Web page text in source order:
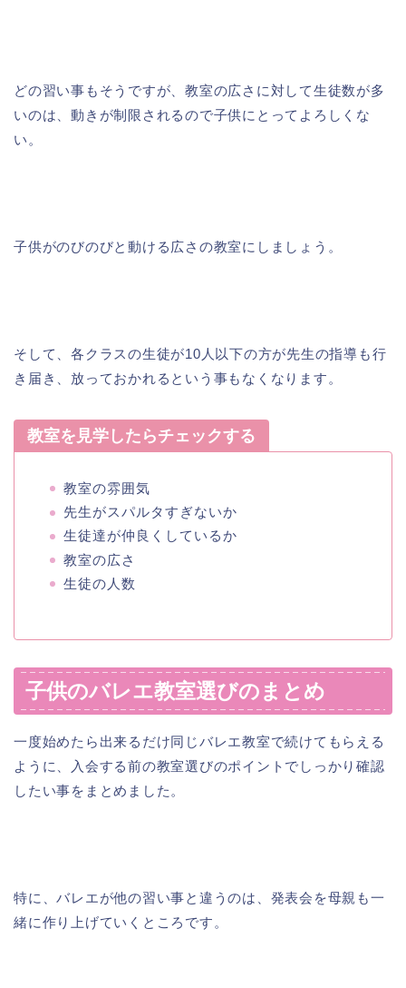
どの習い事もそうですが、教室の広さに対して生徒数が多
いのは、動きが制限されるので子供にとってよろしくな
い。
子供がのびのびと動ける広さの教室にしましょう。
そして、各クラスの生徒が10人以下の方が先生の指導も行
き届き、放っておかれるという事もなくなります。
教室を見学したらチェックする
教室の雰囲気
先生がスパルタすぎないか
生徒達が仲良くしているか
教室の広さ
生徒の人数
子供のバレエ教室選びのまとめ
一度始めたら出来るだけ同じバレエ教室で続けてもらえる
ように、入会する前の教室選びのポイントでしっかり確認
したい事をまとめました。
特に、バレエが他の習い事と違うのは、発表会を母親も一
緒に作り上げていくところです。